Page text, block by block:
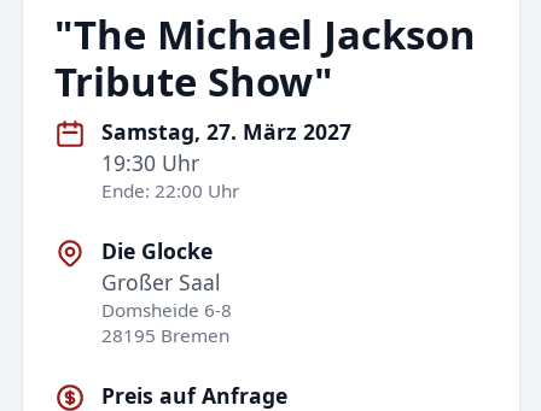
"The Michael Jackson
Tribute Show"
Samstag, 27. März 2027
19:30 Uhr
Ende: 22:00 Uhr
Die Glocke
Großer Saal
Domsheide 6-8
28195 Bremen
Preis auf Anfrage